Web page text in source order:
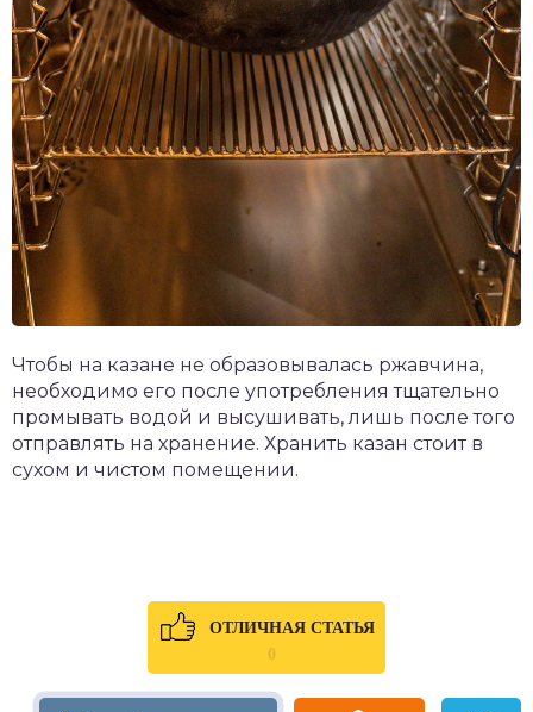
Чтобы на казане не образовывалась ржавчина,
необходимо его после употребления тщательно
промывать водой и высушивать, лишь после того
отправлять на хранение. Хранить казан стоит в
сухом и чистом помещении.
ОТЛИЧНАЯ СТАТЬЯ
0